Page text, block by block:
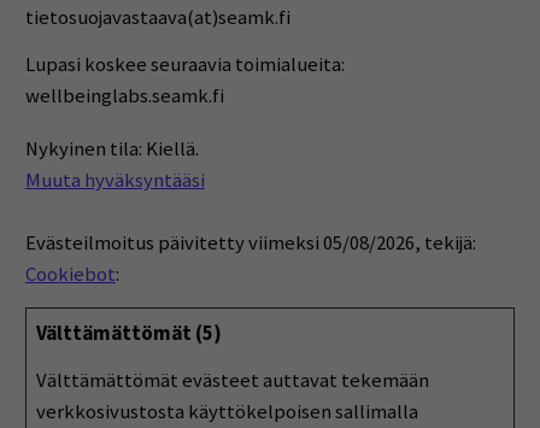
tietosuojavastaava(at)seamk.fi
Lupasi koskee seuraavia toimialueita:
wellbeinglabs.seamk.fi
Nykyinen tila: Kiellä.
Muuta hyväksyntääsi
Evästeilmoitus päivitetty viimeksi 05/08/2026, tekijä:
Cookiebot:
Välttämättömät (5)
Välttämättömät evästeet auttavat tekemään
verkkosivustosta käyttökelpoisen sallimalla